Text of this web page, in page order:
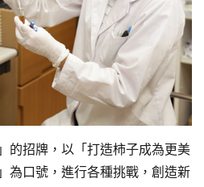
的招牌，以「打造柿子成為更美
為口號，進行各種挑戰，創造新